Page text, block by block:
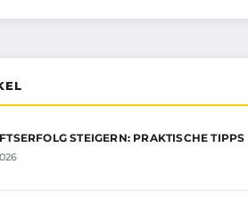
STEIGERN: PRAKTISCHE